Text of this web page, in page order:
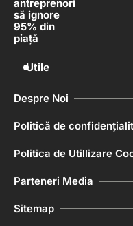
antreprenori
să ignore
95% din
piață
Utile
Despre Noi
Politică de
Politica de Utillizare
Parteneri Media
Sitemap